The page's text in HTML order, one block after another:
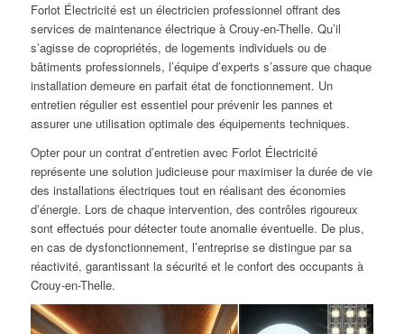
Forlot Électricité est un électricien professionnel offrant des
services de maintenance électrique à Crouy-en-Thelle. Qu’il
s’agisse de copropriétés, de logements individuels ou de
bâtiments professionnels, l’équipe d’experts s’assure que chaque
installation demeure en parfait état de fonctionnement. Un
entretien régulier est essentiel pour prévenir les pannes et
assurer une utilisation optimale des équipements techniques.
Opter pour un contrat d’entretien avec Forlot Électricité
représente une solution judicieuse pour maximiser la durée de vie
des installations électriques tout en réalisant des économies
d’énergie. Lors de chaque intervention, des contrôles rigoureux
sont effectués pour détecter toute anomalie éventuelle. De plus,
en cas de dysfonctionnement, l’entreprise se distingue par sa
réactivité, garantissant la sécurité et le confort des occupants à
Crouy-en-Thelle.